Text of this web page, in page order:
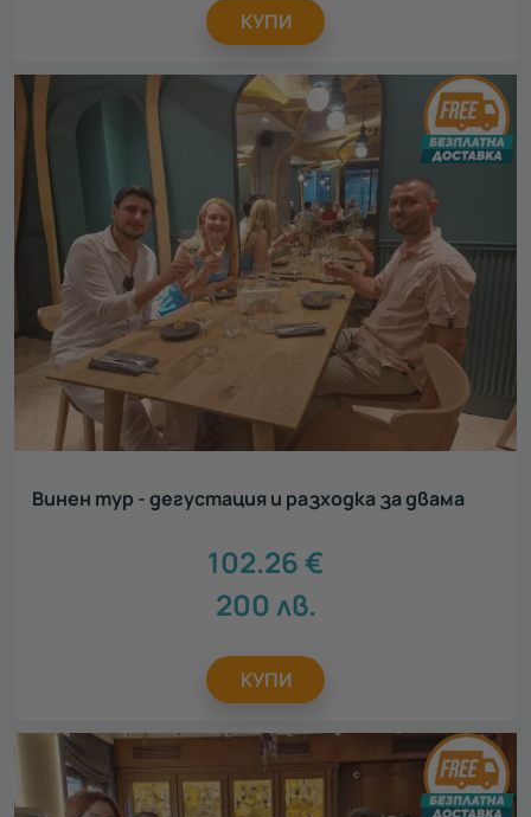
КУПИ
Винен тур - дегустация и разходка за двама
102.26€
200 лв.
КУПИ